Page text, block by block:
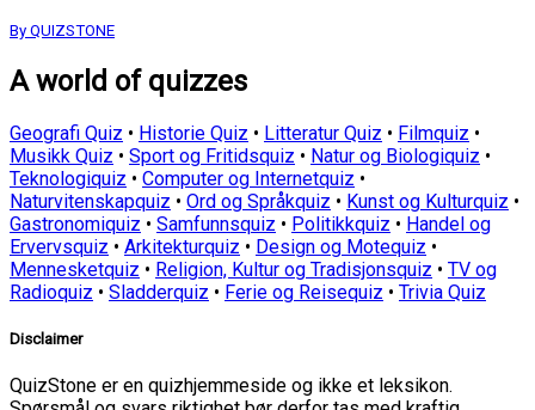
By QUIZSTONE
A world of quizzes
Geografi Quiz • Historie Quiz • Litteratur Quiz • Filmquiz •
Musikk Quiz • Sport og Fritidsquiz • Natur og Biologiquiz •
Teknologiquiz • Computer og Internetquiz •
Naturvitenskapquiz • Ord og Språkquiz • Kunst og Kulturquiz •
Gastronomiquiz • Samfunnsquiz • Politikkquiz • Handel og
Ervervsquiz • Arkitekturquiz • Design og Motequiz •
Mennesketquiz • Religion, Kultur og Tradisjonsquiz • TV og
Radioquiz • Sladderquiz • Ferie og Reisequiz • Trivia Quiz
Disclaimer
QuizStone er en quizhjemmeside og ikke et leksikon.